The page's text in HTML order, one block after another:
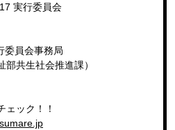
実行委員会
委員会事務局
部共生社会推進課）
ック！！